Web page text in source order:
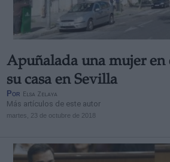
Apuñalada una mujer en
su casa en Sevilla
Por Elsa Zelaya
Más artículos de este autor
martes, 23 de octubre de 2018